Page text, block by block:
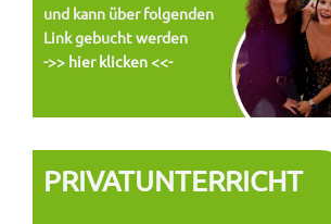
und kann über folgenden
Link gebucht werden
->> hier klicken <<-
PRIVATUNTERRICHT